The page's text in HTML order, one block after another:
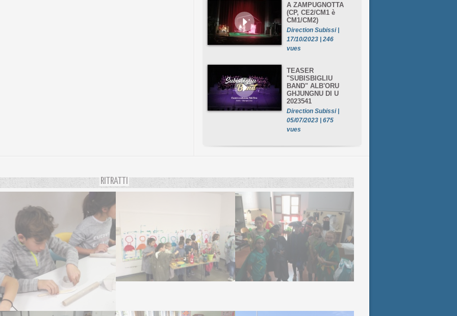
A ZAMPUGNOTTA
(CP, CE2/CM1 è
CM1/CM2)
Direction Subissi |
17/10/2023 | 246
vues
TEASER
"SUBISBIGLIU
BAND" ALB'ORU
GHJUNGNU DI U
2023541
Direction Subissi |
05/07/2023 | 675
vues
RITRATTI